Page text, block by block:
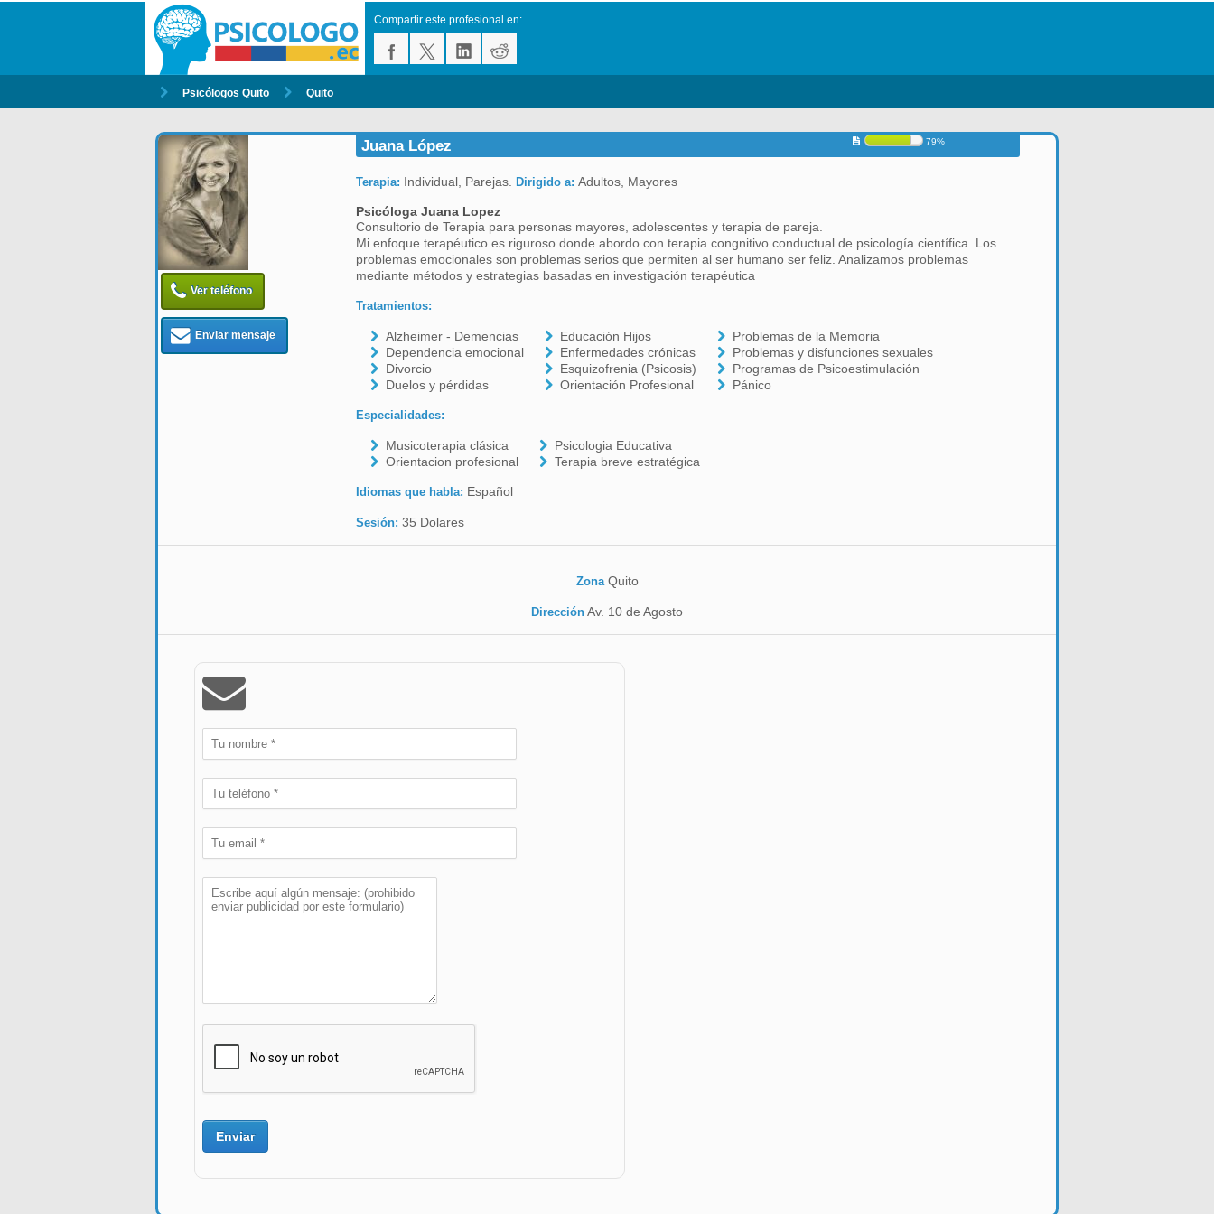
Compartir este profesional en:
Psicólogos Quito Quito
Ver teléfono
Enviar mensaje
Juana López 79%
Terapia: Individual, Parejas. Dirigido a: Adultos, Mayores
Psicóloga Juana Lopez
Consultorio de Terapia para personas mayores, adolescentes y terapia de pareja.
Mi enfoque terapéutico es riguroso donde abordo con terapia congnitivo conductual de psicología científica. Los
problemas emocionales son problemas serios que permiten al ser humano ser feliz. Analizamos problemas
mediante métodos y estrategias basadas en investigación terapéutica
Tratamientos:
Alzheimer - Demencias
Dependencia emocional
Divorcio
Duelos y pérdidas
Educación Hijos
Enfermedades crónicas
Esquizofrenia (Psicosis)
Orientación Profesional
Problemas de la Memoria
Problemas y disfunciones sexuales
Programas de Psicoestimulación
Pánico
Especialidades:
Musicoterapia clásica
Orientacion profesional
Psicologia Educativa
Terapia breve estratégica
Idiomas que habla: Español
Sesión: 35 Dolares
Zona Quito
Dirección Av. 10 de Agosto